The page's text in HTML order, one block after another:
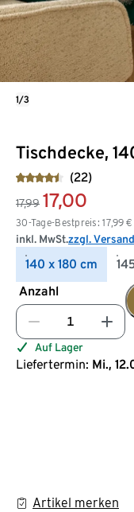
Tischdecke,
(22)
17,99 17,00
30-Tage-Bestpreis: 17,99 €
inkl. MwSt.zzgl.
140 x 180 cm
Anzahl
Auf Lager
Liefertermin: Mi.,
Artikel merken
1/3